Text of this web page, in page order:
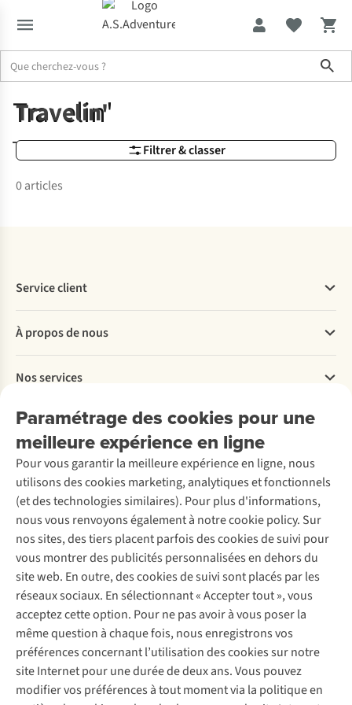
Marques Travelin'
Travelin'
Filtrer & classer
Travelin'
0 articles
Paramétrage des cookies pour une
meilleure expérience en ligne
Pour vous garantir la meilleure expérience en ligne, nous
utilisons des cookies marketing, analytiques et fonctionnels
(et des technologies similaires). Pour plus d'informations,
nous vous renvoyons également à notre cookie policy. Sur
nos sites, des tiers placent parfois des cookies de suivi pour
vous montrer des publicités personnalisées en dehors du
site web. En outre, des cookies de suivi sont placés par les
réseaux sociaux. En sélectionnant « Accepter tout », vous
acceptez cette option. Pour ne pas avoir à vous poser la
même question à chaque fois, nous enregistrons vos
préférences concernant l’utilisation des cookies sur notre
site Internet pour une durée de deux ans. Vous pouvez
modifier vos préférences à tout moment via la politique en
Service client
Commander
Payer
Livraison
Rétractation d'une commande
Entretien & réparations
Garantie
Contactez-nous
À propos de nous
Explore More
À propos d’Ayacucho
Nos magasins
À propos d’A.S.Adventure
Déclaration d'accessibilité
Nos services
Location / Location sports d’hiver
Entretien de ski
Service de lavage
Entretien de chaussures
Réparation de chaussures
Réparation de vêtements
Retouches
Pour les entreprises
Découvrez
A.S.Magazine
Explore Camp
Gear Check
Expertise & conseils
Abonnez-vous à la newsletter
Suivez-nous
Mentions légales
Politique de confidentialité
Conditions générales
Cookie Policy